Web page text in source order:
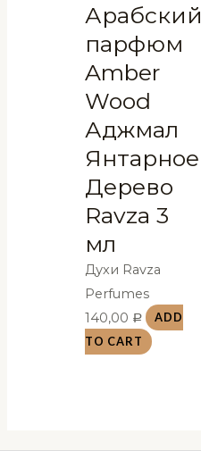
Арабский
парфюм
Amber
Wood
Аджмал
Янтарное
Дерево
Ravza 3
мл
Духи Ravza
Perfumes
140,00 Р
ADD
TO CART